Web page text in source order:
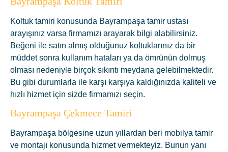
Koltuk tamiri konusunda Bayrampaşa tamir ustası
arayışınız varsa firmamızı arayarak bilgi alabilirsiniz.
Beğeni ile satın almış olduğunuz koltuklarınız da bir
müddet sonra kullanım hataları ya da ömrünün dolmuş
olması nedeniyle birçok sıkıntı meydana gelebilmektedir.
Bu gibi durumlarla ile karşı karşıya kaldığınızda kaliteli ve
hızlı hizmet için sizde firmamızı seçin.
Bayrampaşa Çekmece Tamiri
Bayrampaşa bölgesine uzun yıllardan beri mobilya tamir
ve montajı konusunda hizmet vermekteyiz. Bunun yanı